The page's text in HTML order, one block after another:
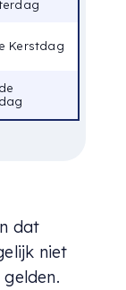
Kerstdag
dat
niet